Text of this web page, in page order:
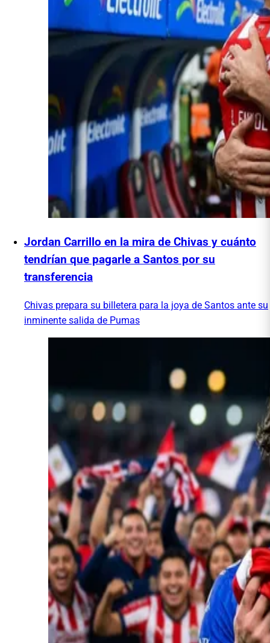
Jordan Carrillo en la mira de Chivas y cuánto
tendrían que pagarle a Santos por su
transferencia
Chivas prepara su billetera para la joya de Santos ante su
inminente salida de Pumas